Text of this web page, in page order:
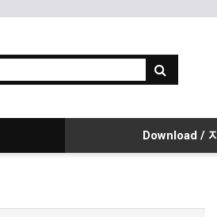
Download /